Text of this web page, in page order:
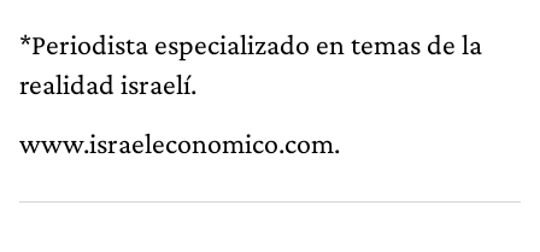
*Periodista especializado en temas de la
realidad israelí.
www.israeleconomico.com.